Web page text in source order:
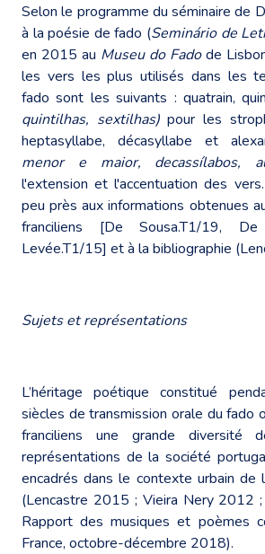
Selon le programme du séminaire de
à la poésie de fado (Seminário de
en 2015 au Museu do Fadode
les vers les plus utilisés dans les
fado sont les suivants : quatrain,
quintilhas, sextilhas)pour les
heptasyllabe, décasyllabe et
menor e maior, decassílabos,
l'extension et l'accentuation des
peu près aux informations obtenues
franciliens [De Sousa.T1/19,
Levée.T1/15] et à la bibliographie
Sujets et représentations
L’héritage poétique constitué
siècles de transmission orale du fado
franciliens une grande
représentations de la société
encadrés dans le contexte urbain de
(Lencastre 2015 ; Vieira Nery 2012 ;
Rapport des musiques et poèmes
France, octobre-décembre 2018).